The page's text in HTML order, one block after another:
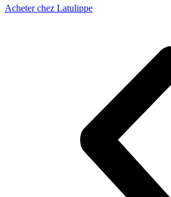
Acheter chez Latulippe